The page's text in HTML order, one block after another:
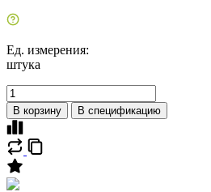
Ед. измерения:
штука
В корзину В спецификацию